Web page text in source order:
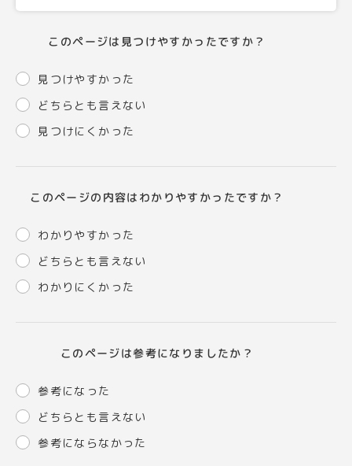
このページは見つけやすかったですか？
見つけやすかった
どちらとも言えない
見つけにくかった
このページの内容はわかりやすかったですか？
わかりやすかった
どちらとも言えない
わかりにくかった
このページは参考になりましたか？
参考になった
どちらとも言えない
参考にならなかった